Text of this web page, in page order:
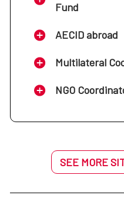
Fund
AECID abroad
Multilateral
NGO
SEE MORE